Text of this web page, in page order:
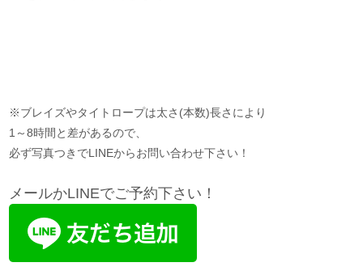
※ブレイズやタイトロープは太さ(本数)長さにより
1～8時間と差があるので、
必ず写真つきでLINEからお問い合わせ下さい！
メールかLINEでご予約下さい！